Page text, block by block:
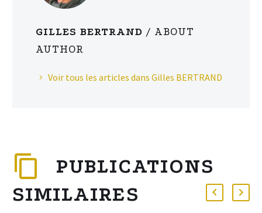
GILLES BERTRAND/ ABOUT
AUTHOR
Voir tous les articles dans Gilles BERTRAND
PUBLICATIONS
SIMILAIRES